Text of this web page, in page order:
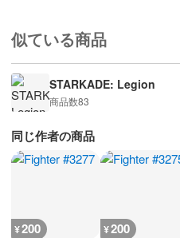
似ている商品
STARKADE: Legion
商品数83
同じ作者の商品
¥200 ¥200